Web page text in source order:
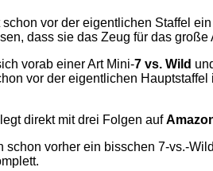
vor der eigentlichen Staffel
dass sie das Zeug für das große
vorab einer Art Mini-7 vs. Wild
vor der eigentlichen
direkt mit drei Folgen auf
vorher ein bisschen 7-vs.-